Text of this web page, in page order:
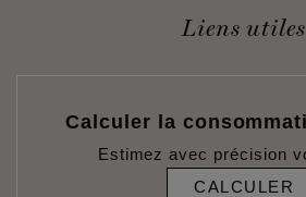
Liens utiles
Calculer la
Estimez avec précision
CALCULER